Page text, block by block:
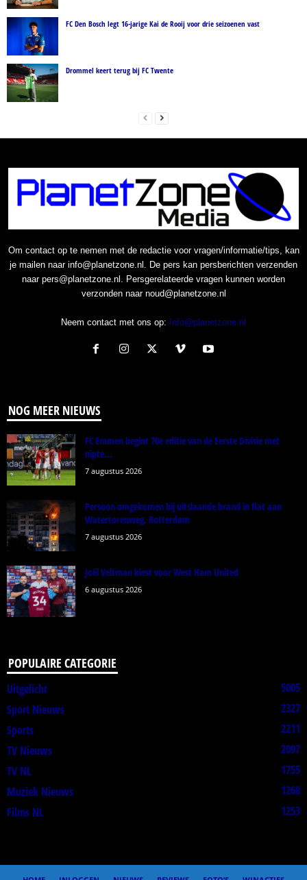
FC Den Bosch legt 16-jarige Kai de Rooij voor drie seizoenen vast
Drommel keert terug bij FC Twente
Om contact op te nemen met de redactie voor vragen/informatie/tips, kan
je mailen naar info@planetzone.nl. De pers kan persberichten verzenden
naar pers@planetzone.nl. Persgerelateerde vragen kunnen worden
verzonden naar noud@planetzone.nl
Neem contact met ons op: Info@planetzone.nl
NOG MEER NIEUWS
FC Emmen begint 70e editie van de Eerste Divisie met
nipte...
7 augustus 2026
Persoon omgekomen bij uitslaande brand in flat aan
Watertorenweg, Rotterdam
7 augustus 2026
Joël Veltman kiest voor West Ham United
6 augustus 2026
POPULAIRE CATEGORIE
Uitgelicht
5005
Sport Nieuws
2327
Sports
2211
TV Nieuws
2097
TV NL
1755
Muziek Nieuws
1268
Films NL
1253